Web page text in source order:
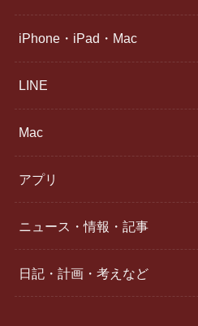
iPhone・iPad・Mac
LINE
Mac
アプリ
ニュース・情報・記事
日記・計画・考えなど